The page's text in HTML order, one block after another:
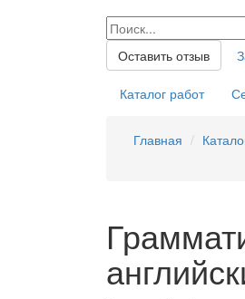
Оставить отзыв
Каталог работ
Главная